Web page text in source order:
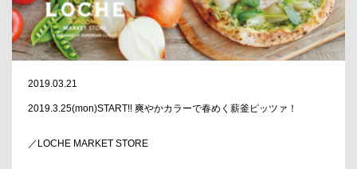
2019.03.21
2019.3.25(mon)START!! 爽やかカラーで春めく薪釜ピッツァ！
／LOCHE MARKET STORE